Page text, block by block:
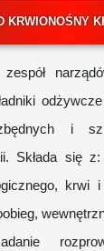
KRWIONOŚNY
i
Składa się z:
krwi